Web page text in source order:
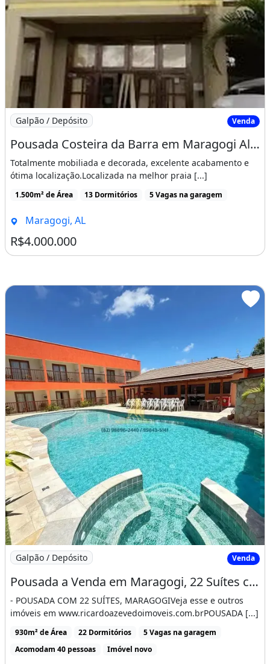
Imagem: Pousada Costeira da Barra em Maragogi
Galpão / Depósito Venda
Pousada Costeira da Barra em Maragogi Alagoas
Totalmente mobiliada e decorada, excelente acabamento e
ótima localização.Localizada na melhor praia [...]
1.500m² de Área 13 Dormitórios 5 Vagas na garagem
Maragogi, AL
R$4.000.000
Imagem: Pousada a Venda em Maragogi, 22 Suítes
Galpão / Depósito Venda
Pousada a Venda em Maragogi, 22 Suítes com Varanda, a 300 Metros da Praia
- POUSADA COM 22 SUÍTES, MARAGOGIVeja esse e outros
imóveis em www.ricardoazevedoimoveis.com.brPOUSADA [...]
930m² de Área 22 Dormitórios
5 Vagas na garagem
Acomodam 40 pessoas
Imóvel novo